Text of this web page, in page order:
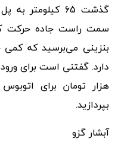
گذشت 65
سمت راست جاده حرکت
بنزینی میبرسید که کمی
بپردازید.
آبشار گزو